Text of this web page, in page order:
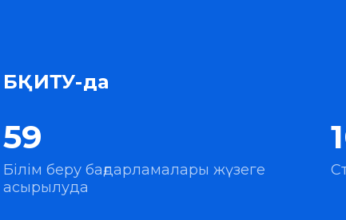
БҚИТУ-да
59
Білім беру бағдарламалары жүзеге
асырылуда